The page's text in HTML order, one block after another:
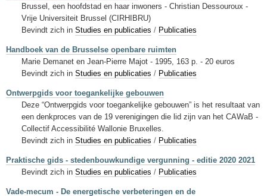
Brussel, een hoofdstad en haar inwoners - Christian Dessouroux -
Vrije Universiteit Brussel (CIRHIBRU)
Bevindt zich in Studies en publicaties / Publicaties
Handboek van de Brusselse openbare ruimten
Marie Demanet en Jean-Pierre Majot - 1995, 163 p. - 20 euros
Bevindt zich in Studies en publicaties / Publicaties
Ontwerpgids voor toegankelijke gebouwen
Deze “Ontwerpgids voor toegankelijke gebouwen” is het resultaat van
een denkproces van de 19 verenigingen die lid zijn van het CAWaB -
Collectif Accessibilité Wallonie Bruxelles.
Bevindt zich in Studies en publicaties / Publicaties
Praktische gids - stedenbouwkundige vergunning - editie 2020 2021
Bevindt zich in Studies en publicaties / Publicaties
Vade-mecum - De energetische verbeteringen en de